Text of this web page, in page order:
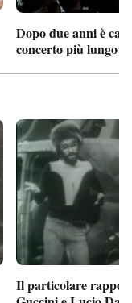
Dopo due anni è
concerto più lungo
Il particolare